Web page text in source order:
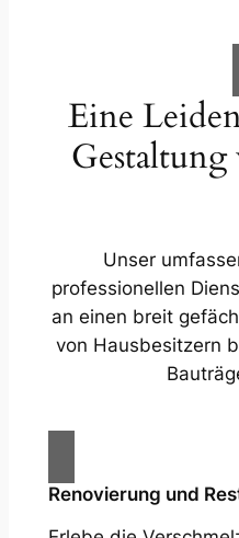
Eine
Unser
professionellen
an einen breit
von Hausbesitzern
Renovierung und